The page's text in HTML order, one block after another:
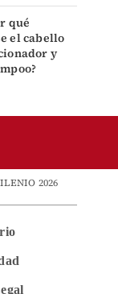
qué
el cabello
y
2026